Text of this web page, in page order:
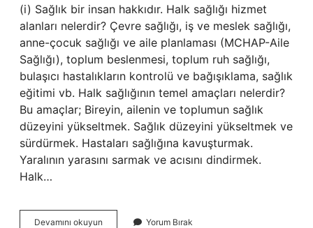
(i) Sağlık bir insan hakkıdır. Halk sağlığı hizmet
alanları nelerdir? Çevre sağlığı, iş ve meslek sağlığı,
anne-çocuk sağlığı ve aile planlaması (MCHAP-Aile
Sağlığı), toplum beslenmesi, toplum ruh sağlığı,
bulaşıcı hastalıkların kontrolü ve bağışıklama, sağlık
eğitimi vb. Halk sağlığının temel amaçları nelerdir?
Bu amaçlar; Bireyin, ailenin ve toplumun sağlık
düzeyini yükseltmek. Sağlık düzeyini yükseltmek ve
sürdürmek. Hastaları sağlığına kavuşturmak.
Yaralının yarasını sarmak ve acısını dindirmek.
Halk…
Devamını okuyun Yorum Bırak